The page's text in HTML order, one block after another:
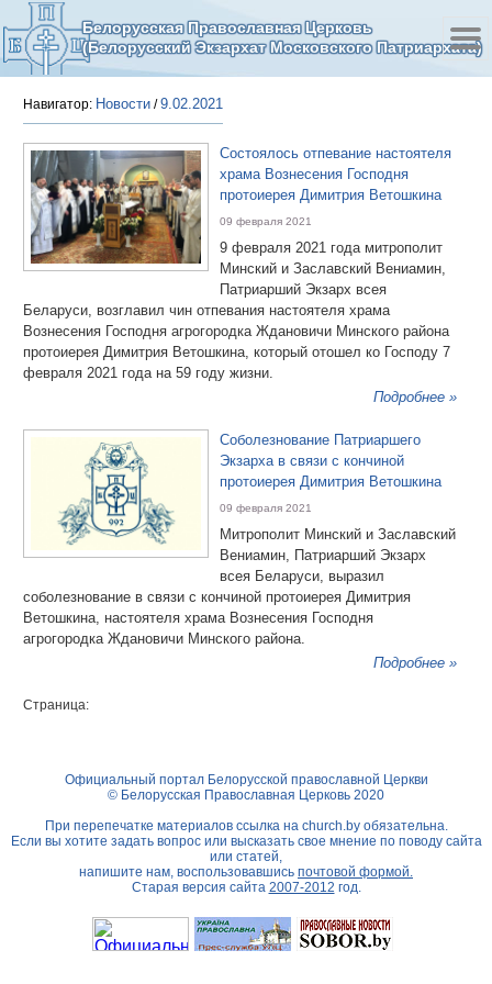
Белорусская Православная Церковь
(Белорусский Экзархат Московского Патриархата)
Навигатор: Новости /9.02.2021
Состоялось отпевание настоятеля
храма Вознесения Господня
протоиерея Димитрия Ветошкина
09 февраля 2021
9 февраля 2021 года митрополит
Минский и Заславский Вениамин,
Патриарший Экзарх всея
Беларуси, возглавил чин отпевания настоятеля храма
Вознесения Господня агрогородка Ждановичи Минского района
протоиерея Димитрия Ветошкина, который отошел ко Господу 7
февраля 2021 года на 59 году жизни.
Подробнее »
Соболезнование Патриаршего
Экзарха в связи с кончиной
протоиерея Димитрия Ветошкина
09 февраля 2021
Митрополит Минский и Заславский
Вениамин, Патриарший Экзарх
всея Беларуси, выразил
соболезнование в связи с кончиной протоиерея Димитрия
Ветошкина, настоятеля храма Вознесения Господня
агрогородка Ждановичи Минского района.
Подробнее »
Страница:
Официальный портал Белорусской православной Церкви
© Белорусская Православная Церковь 2020
При перепечатке материалов ссылка на church.byобязательна.
Если вы хотите задать вопрос или высказать свое мнение по поводу сайта
или статей,
напишите нам, воспользовавшись почтовой формой.
Старая версия сайта 2007-2012 год.